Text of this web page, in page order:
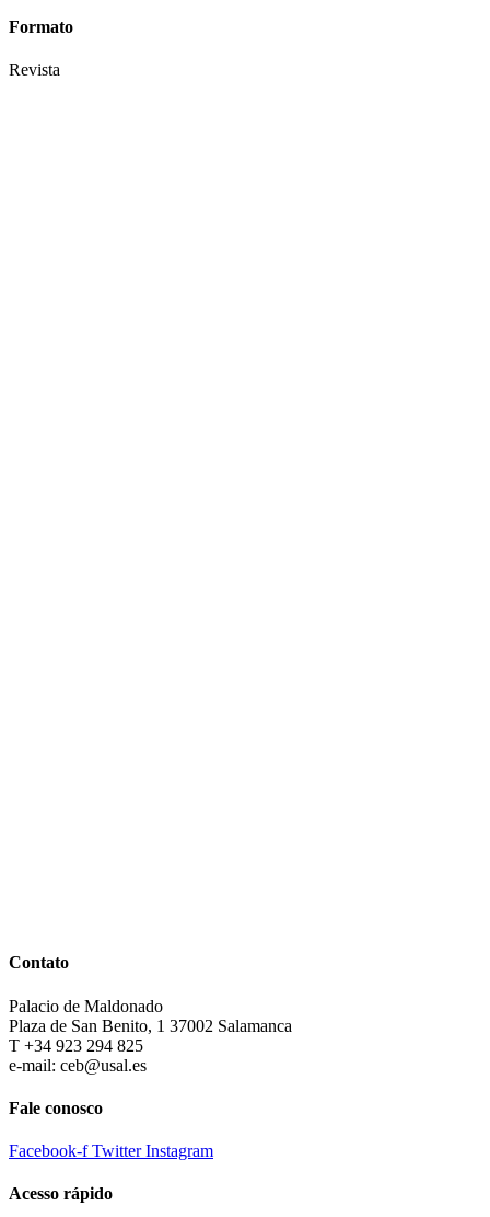
Formato
Revista
Contato
Palacio de Maldonado
Plaza de San Benito, 1 37002 Salamanca
T +34 923 294 825
e-mail: ceb@usal.es
Fale conosco
Facebook-f Twitter Instagram
Acesso rápido